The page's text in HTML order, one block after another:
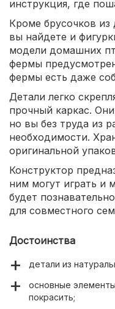
инструкция, где
Кроме брусочков из
вы найдете и
модели домашних
фермы
фермы есть даже
Детали легко
прочный каркас.
но вы без труда из
необходимости.
оригинальной
Конструктор
ним могут играть и
будет
для совместного
Достоинства
детали из
основные
покрасить;